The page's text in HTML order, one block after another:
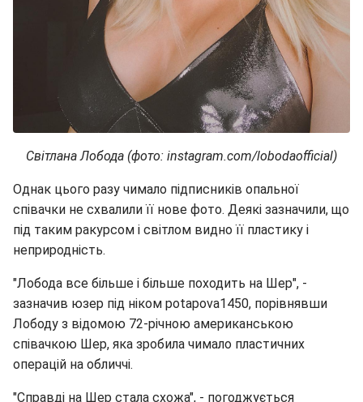
Світлана Лобода (фото: instagram.com/lobodaofficial)
Однак цього разу чимало підписників опальної
співачки не схвалили її нове фото. Деякі зазначили, що
під таким ракурсом і світлом видно її пластику і
неприродність.
"Лобода все більше і більше походить на Шер", -
зазначив юзер під ніком potapova1450, порівнявши
Лободу з відомою 72-річною американською
співачкою Шер, яка зробила чимало пластичних
операцій на обличчі.
"Справді на Шер стала схожа", - погоджується